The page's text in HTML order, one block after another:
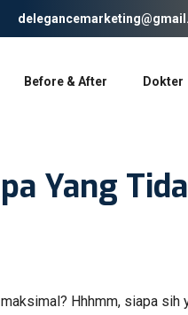
Before & After Dokter
Yang
Hhhmm, siapa sih